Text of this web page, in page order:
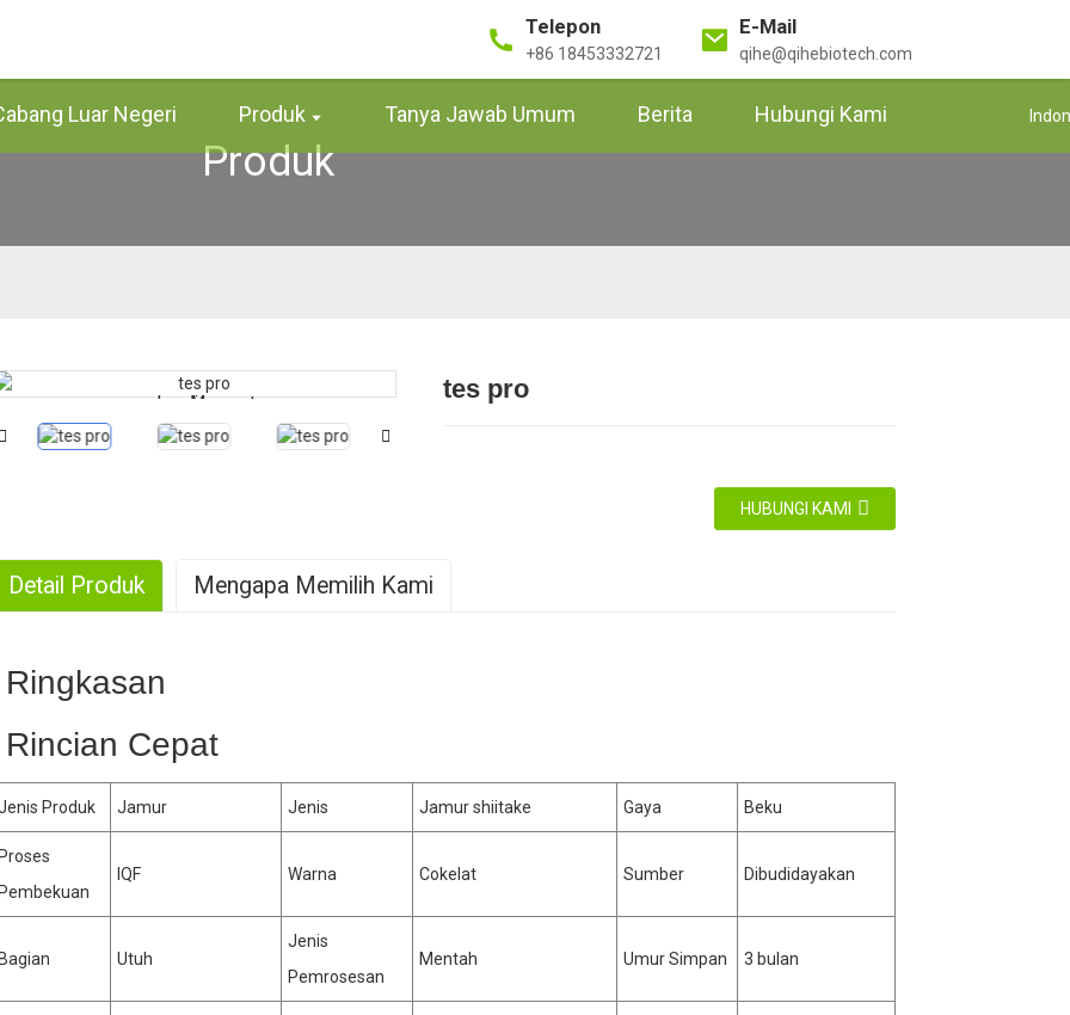
Telepon
+86 18453332721
E-Mail
qihe@qihebiotech.com
Luar Negeri Produk Tanya Jawab Umum Berita Hubungi Kami
Produk
Memuat...
Memuat...
Loading...
Loading... tes pro
HUBUNGI KAMI
Detail Produk Mengapa Memilih Kami
Ringkasan
Rincian Cepat
Produk Jamur Jenis Jamur shiitake Gaya Beku
Proses
Pembekuan
IQF Warna Cokelat Sumber Dibudidayakan
Bagian Utuh
Jenis
Pemrosesan
Mentah Umur Simpan 3 bulan
Pengalaman yang Kaya